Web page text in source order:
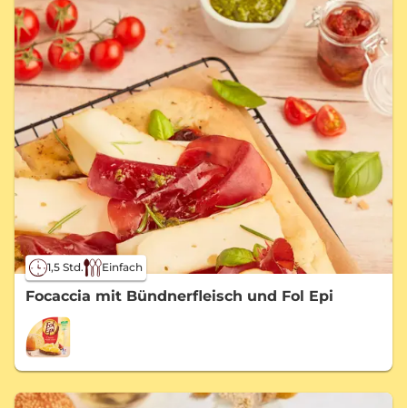
1,5 Std. Einfach
Focaccia mit Bündnerfleisch und Fol Epi